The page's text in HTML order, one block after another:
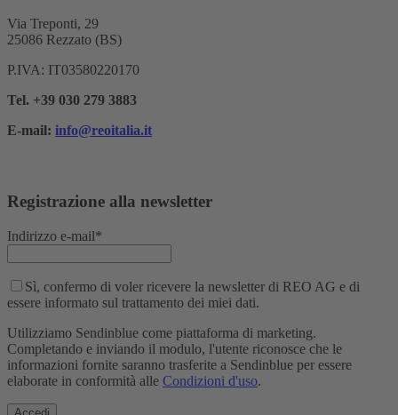
Via Treponti, 29
25086 Rezzato (BS)
P.IVA: IT03580220170
Tel. +39 030 279 3883
E-mail: info@reoitalia.it
Registrazione alla newsletter
Indirizzo e-mail*
Sì, confermo di voler ricevere la newsletter di REO AG e di
essere informato sul trattamento dei miei dati.
Utilizziamo Sendinblue come piattaforma di marketing.
Completando e inviando il modulo, l'utente riconosce che le
informazioni fornite saranno trasferite a Sendinblue per essere
elaborate in conformità alle Condizioni d'uso.